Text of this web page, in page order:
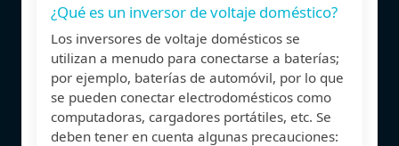
¿Qué es un inversor de voltaje doméstico?
Los inversores de voltaje domésticos se
utilizan a menudo para conectarse a baterías;
por ejemplo, baterías de automóvil, por lo que
se pueden conectar electrodomésticos como
computadoras, cargadores portátiles, etc. Se
deben tener en cuenta algunas precauciones: